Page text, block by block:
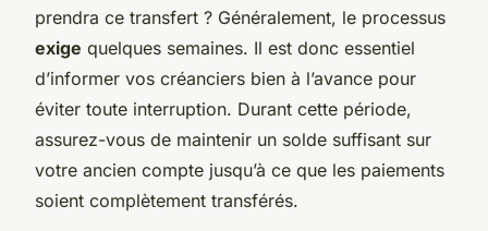
prendra ce transfert ? Généralement, le processus
exige quelques semaines. Il est donc essentiel
d’informer vos créanciers bien à l’avance pour
éviter toute interruption. Durant cette période,
assurez-vous de maintenir un solde suffisant sur
votre ancien compte jusqu’à ce que les paiements
soient complètement transférés.